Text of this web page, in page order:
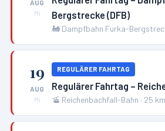
AUG
Mi
Bergstrecke (DFB)
🚂 Dampfbahn Furka-
19
AUG
Mi
REGULÄRER FAHRTAG
Regulärer Fahrtag –
🚡 Reichenbachfall-Bahn · 25 km